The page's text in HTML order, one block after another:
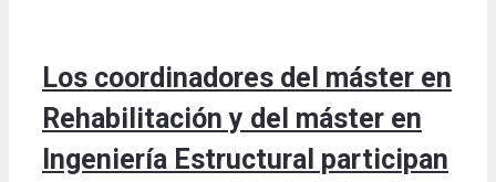
Los coordinadores del máster en
Rehabilitación y del máster en
Ingeniería Estructural participan